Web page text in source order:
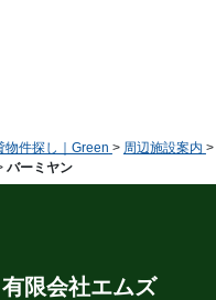
物件探し｜Green > 周辺施設案内 >
バーミヤン
限会社エムズ